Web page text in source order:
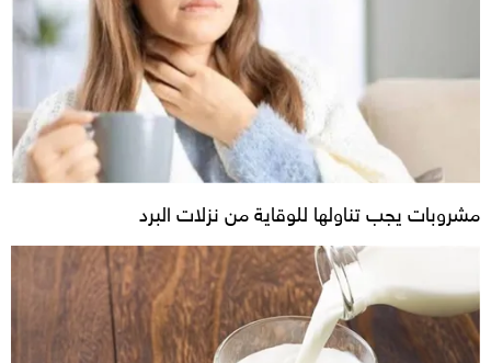
مشروبات يجب تناولها للوقاية من نزلات البرد